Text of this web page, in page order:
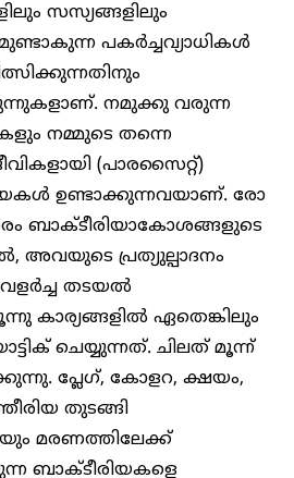
സസ്യങ്ങളിലും
പകർച്ചവ്യാധികൾ
നമുക്കു വരുന്ന
നമ്മുടെ തന്നെ
(പാരസൈറ്റ്)
ഉണ്ടാക്കുന്നവയാണ്. രോ​
ബാക്ടീരിയാകോശങ്ങളുടെ
അവയുടെ പ്രത്യുല്പാദനം
തടയൽ
കാര്യങ്ങളിൽ ഏതെങ്കിലും
ചെയ്യുന്നത്. ചിലത് മൂന്ന്
പ്ലേഗ്, കോളറ, ക്ഷയം,
തുടങ്ങി
മരണത്തിലേക്ക്
ബാക്ടീരിയകളെ